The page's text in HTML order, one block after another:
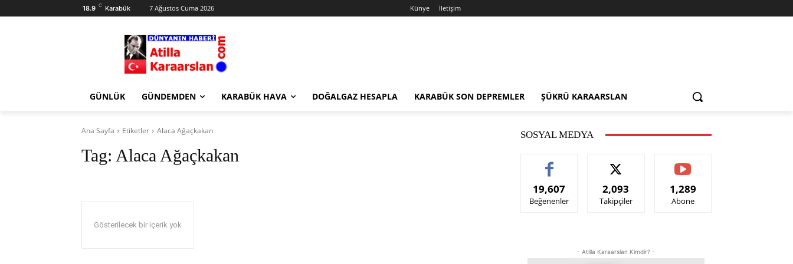
18.9 C Karabük 7 Ağustos Cuma 2026 Künye İletişim
GÜNLÜK GÜNDEMDEN KARABÜK HAVA DOĞALGAZ HESAPLA KARABÜK SON DEPREMLER ŞÜKRÜ KARAARSLAN
Ana Sayfa Etiketler Alaca Ağaçkakan
Tag: Alaca Ağaçkakan
Gösterilecek bir içerik yok
SOSYAL MEDYA
19,607
Beğenenler
2,093
Takipçiler
1,289
Abone
- Atilla Karaarslan Kimdir? -